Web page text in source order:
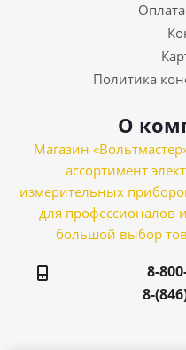
Политика
О
Магазин
ассортимент
измерительных
для профессионалов
большой выбор
8-
8-